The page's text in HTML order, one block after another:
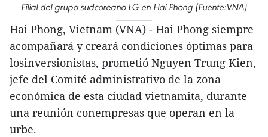
Filial del grupo sudcoreano LG en Hai Phong (Fuente:VNA)
Hai Phong, Vietnam (VNA) - Hai Phong siempre
acompañará y creará condiciones óptimas para
losinversionistas, prometió Nguyen Trung Kien,
jefe del Comité administrativo de la zona
económica de esta ciudad vietnamita, durante
una reunión conempresas que operan en la
urbe.